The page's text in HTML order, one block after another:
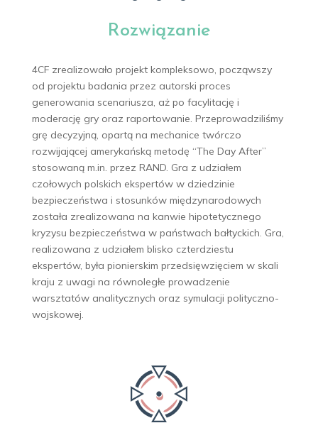
Rozwiązanie
4CF zrealizowało projekt kompleksowo, począwszy
od projektu badania przez autorski proces
generowania scenariusza, aż po facylitację i
moderację gry oraz raportowanie. Przeprowadziliśmy
grę decyzyjną, opartą na mechanice twórczo
rozwijającej amerykańską metodę “The Day After”
stosowaną m.in. przez RAND. Gra z udziałem
czołowych polskich ekspertów w dziedzinie
bezpieczeństwa i stosunków międzynarodowych
została zrealizowana na kanwie hipotetycznego
kryzysu bezpieczeństwa w państwach bałtyckich. Gra,
realizowana z udziałem blisko czterdziestu
ekspertów, była pionierskim przedsięwzięciem w skali
kraju z uwagi na równoległe prowadzenie
warsztatów analitycznych oraz symulacji polityczno-
wojskowej.